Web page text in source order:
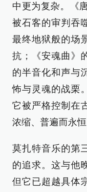
中更为复杂。《
被石客的审判吞
最终地狱般的场
抗；《安魂曲》
的半音化和声与
怖与灵魂的战栗
它被严格控制在
浓缩、普遍而永恒
莫扎特音乐的第
的追求。这与他
但它已超越具体